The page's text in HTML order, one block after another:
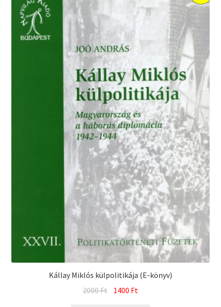
Kállay Miklós külpolitikája (E-könyv)
2000Ft Original
1400 Ft